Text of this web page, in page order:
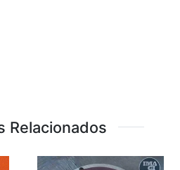
Relacionados